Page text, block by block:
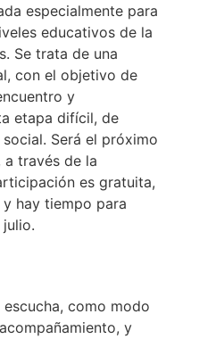
especialmente para
educativos de la
Se trata de una
con el objetivo de
y
etapa difícil, de
Será el próximo
a través de la
es gratuita,
hay tiempo para
como modo
y